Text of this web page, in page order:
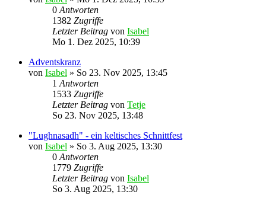
0Antworten
1382 Zugriffe
Letzter Beitrag von Isabel
Mo 1. Dez 2025, 10:39
Adventskranz
von Isabel » So 23. Nov 2025, 13:45
1Antworten
1533 Zugriffe
Letzter Beitrag von Tetje
So 23. Nov 2025, 13:48
"Lughnasadh" - ein keltisches Schnittfest
von Isabel » So 3. Aug 2025, 13:30
0Antworten
1779 Zugriffe
Letzter Beitrag von Isabel
So 3. Aug 2025, 13:30